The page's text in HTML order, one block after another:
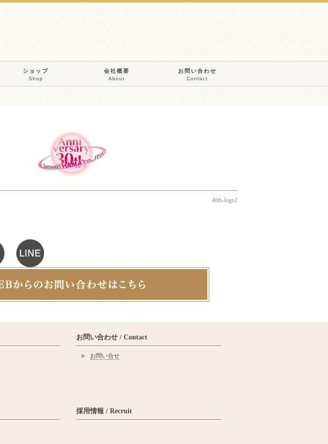
ショップ
Shop
会社概要
About
お問い合わせ
Contact
40th-logo2
お問い合わせ / Contact
お問い合せ
採用情報 / Recruit